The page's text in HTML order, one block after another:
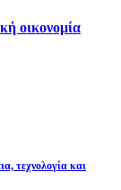
οικονομία
τεχνολογία και